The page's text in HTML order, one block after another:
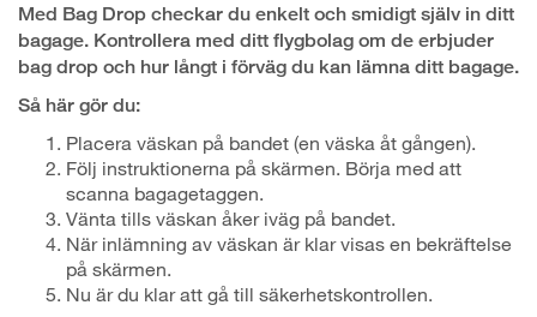
Med Bag Drop checkar du enkelt och smidigt själv in ditt
bagage. Kontrollera med ditt flygbolag om de erbjuder
bag drop och hur långt i förväg du kan lämna ditt bagage.
Så här gör du:
Placera väskan på bandet (en väska åt gången).
Följ instruktionerna på skärmen. Börja med att
scanna bagagetaggen.
Vänta tills väskan åker iväg på bandet.
När inlämning av väskan är klar visas en bekräftelse
på skärmen.
Nu är du klar att gå till säkerhetskontrollen.